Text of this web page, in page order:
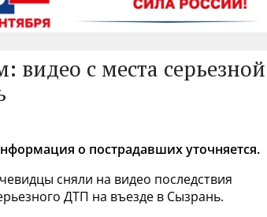
видео с места серьезной
о пострадавших уточняется.
сняли на видео последствия
ДТП на въезде в Сызрань.